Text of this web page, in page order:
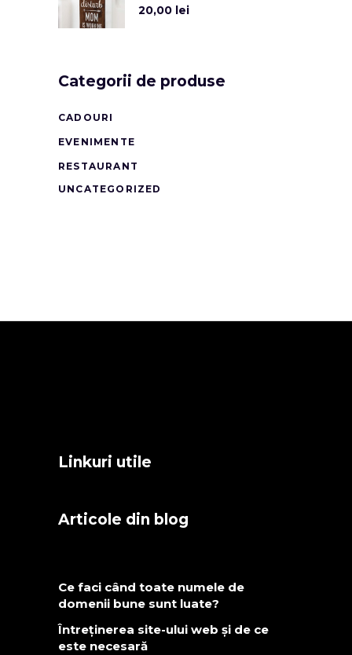
20,00 lei
Categorii de produse
CADOURI
EVENIMENTE
RESTAURANT
UNCATEGORIZED
Linkuri utile
Articole din blog
Ce faci când toate numele de
domenii bune sunt luate?
Întreținerea site-ului web și de ce
este necesară